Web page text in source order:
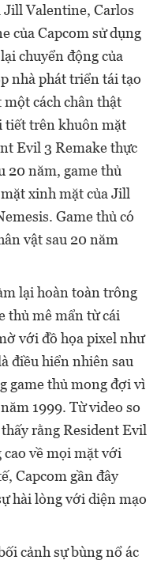
Valentine, Carlos
của Capcom sử dụng
chuyển động của
nhà phát triển tái tạo
cách chân thật
tiết trên khuôn mặt
Evil 3 Remake thực
20 năm, game thủ
xinh mặt của Jill
Game thủ có
vật sau 20 năm
lại hoàn toàn trông
thủ mê mẩn từ cái
với đồ họa pixel như
điều hiển nhiên sau
game thủ mong đợi vì
1999. Từ video so
rằng Resident Evil
cao về mọi mặt với
Capcom gần đây
hài lòng với diện mạo
cảnh sự bùng nổ ác